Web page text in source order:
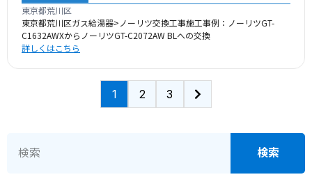
東京都荒川区
東京都荒川区ガス給湯器>ノーリツ交換工事施工事例：ノーリツGT-
C1632AWXからノーリツGT-C2072AW BLへの交換
詳しくはこちら
1 2 3